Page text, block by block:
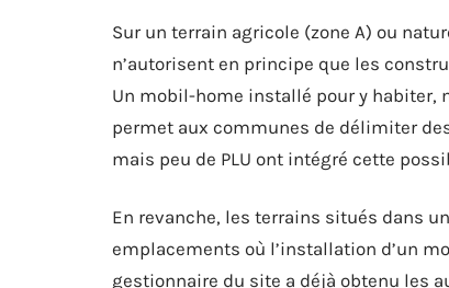
Sur un terrain agricole (zone A) ou
n’autorisent en principe que les
Un mobil-home installé pour y habiter,
permet aux communes de délimiter
mais peu de PLU ont intégré cette
En revanche, les terrains situés dans
emplacements où l’installation d’un
gestionnaire du site a déjà obtenu les